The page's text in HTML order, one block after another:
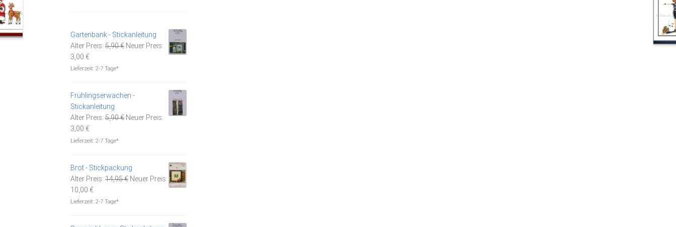
Gartenbank - Stickanleitung
Alter Preis: 5,90€ Ursprünglicher
Neuer Preis:
3,00 €Aktueller
Preis
Lieferzeit:2-7 Tage*
Frühlingserwachen -
Stickanleitung
Alter Preis: 5,90€ Ursprünglicher
Neuer Preis:
3,00 €Aktueller
Preis
Lieferzeit:2-7 Tage*
Brot - Stickpackung
Alter Preis: 14,95€ Ursprünglicher
Neuer Preis:
10,00 €Aktueller
Preis
Lieferzeit:2-7 Tage*